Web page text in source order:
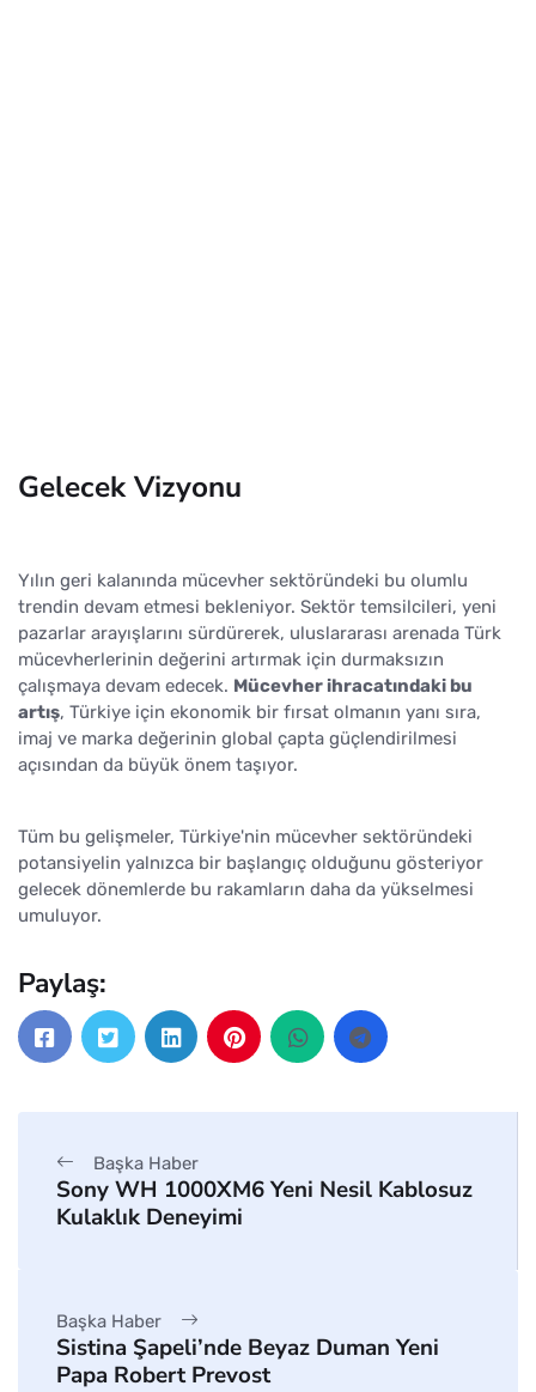
Gelecek Vizyonu
Yılın geri kalanında mücevher sektöründeki bu olumlu
trendin devam etmesi bekleniyor. Sektör temsilcileri, yeni
pazarlar arayışlarını sürdürerek, uluslararası arenada Türk
mücevherlerinin değerini artırmak için durmaksızın
çalışmaya devam edecek. Mücevher ihracatındaki bu
artış, Türkiye için ekonomik bir fırsat olmanın yanı sıra,
imaj ve marka değerinin global çapta güçlendirilmesi
açısından da büyük önem taşıyor.
Tüm bu gelişmeler, Türkiye'nin mücevher sektöründeki
potansiyelin yalnızca bir başlangıç olduğunu gösteriyor
gelecek dönemlerde bu rakamların daha da yükselmesi
umuluyor.
Paylaş:
Başka Haber
Sony WH 1000XM6 Yeni Nesil Kablosuz
Kulaklık Deneyimi
Başka Haber
Sistina Şapeli’nde Beyaz Duman Yeni
Papa Robert Prevost